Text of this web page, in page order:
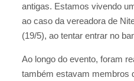
antigas. Estamos vivendo
ao caso da vereadora de
(19/5), ao tentar entrar no
Ao longo do evento, foram
também estavam membros